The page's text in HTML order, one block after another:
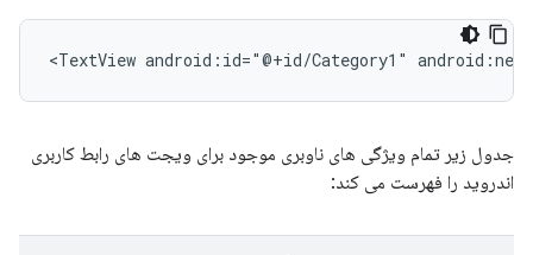
<TextView android:id="@+id/Category1"
جدول زیر تمام ویژگی های ناوبری موجود برای ویجت های رابط کاربری
اندروید را فهرست می کند: